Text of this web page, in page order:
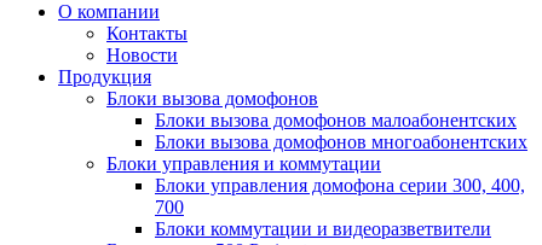
О компании
Контакты
Новости
Продукция
Блоки вызова домофонов
Блоки вызова домофонов малоабонентских
Блоки вызова домофонов многоабонентских
Блоки управления и коммутации
Блоки управления домофона серии 300, 400,
700
Блоки коммутации и видеоразветвители